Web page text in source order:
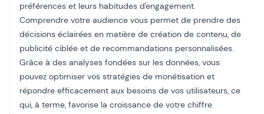
préférences et leurs habitudes d'engagement.
Comprendre votre audience vous permet de prendre des
décisions éclairées en matière de création de contenu, de
publicité ciblée et de recommandations personnalisées.
Grâce à des analyses fondées sur les données, vous
pouvez optimiser vos stratégies de monétisation et
répondre efficacement aux besoins de vos utilisateurs, ce
qui, à terme, favorise la croissance de votre chiffre